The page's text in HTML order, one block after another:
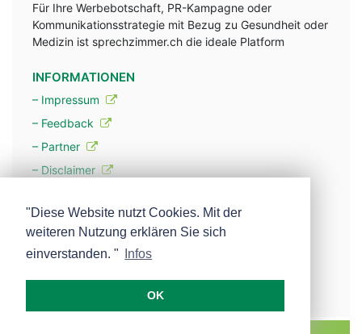
Für Ihre Werbebotschaft, PR-Kampagne oder
Kommunikationsstrategie mit Bezug zu Gesundheit oder
Medizin ist sprechzimmer.ch die ideale Platform
INFORMATIONEN
– Impressum
– Feedback
– Partner
– Disclaimer
– Werbung
– Mehr über unsere Experten
"Diese Website nutzt Cookies. Mit der
weiteren Nutzung erklären Sie sich
einverstanden. "
Infos
OK